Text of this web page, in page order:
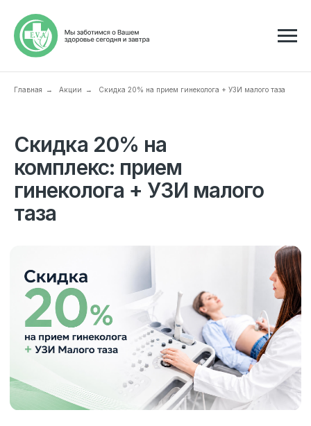
Главная → Акции → Скидка 20% на прием гинеколога + УЗИ малого таза
Скидка 20% на
комплекс: прием
гинеколога + УЗИ малого
таза